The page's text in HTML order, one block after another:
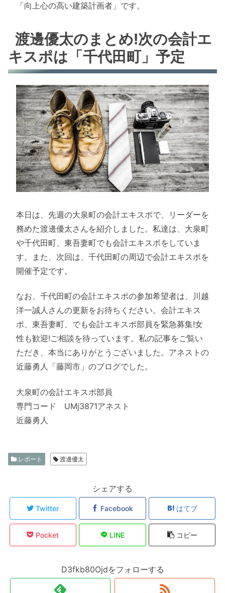
「向上心の高い建築計画者」です。
渡邊優太のまとめ!次の会計エ
キスポは「千代田町」予定
本日は、先週の大泉町の会計エキスポで、リーダーを
務めた渡邊優太さんを紹介しました。私達は、大泉町
や千代田町、東吾妻町でも会計エキスポをしていま
す。また、次回は、千代田町の周辺で会計エキスポを
開催予定です。
なお、千代田町の会計エキスポの参加希望者は、川越
洋一誠人さんの更新をお待ちください。会計エキス
ポ、東吾妻町、でも会計エキスポ部員を緊急募集!女
性も歓迎!ご相談を待っています。私の記事をご覧い
ただき、本当にありがとうございました。アネストの
近藤勇人「藤岡市」のブログでした。
大泉町の会計エキスポ部員
専門コード UMj3871アネスト
近藤勇人
レポート 渡邊優太
シェアする
Twitter Facebook はてブ
Pocket LINE コピー
D3fkb80Ojdをフォローする